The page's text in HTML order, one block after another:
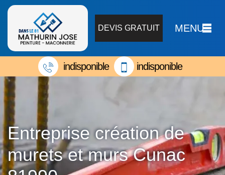
DEVIS GRATUIT MENU
indisponible indisponible
Entreprise création de
murets et murs Cunac